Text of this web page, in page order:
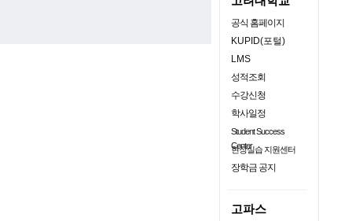
공식 홈페이지
KUPID(포털)
LMS
성적조회
수강신청
학사일정
Student Success
Center
현장실습 지원센터
장학금 공지
고파스